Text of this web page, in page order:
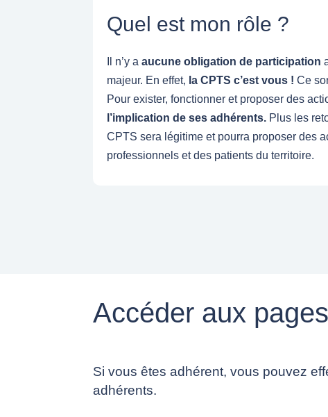
Quel est mon rôle ?
Il n’y aaucune obligation de participation
majeur. En effet, la CPTS c’est vous ! Ce
Pour exister, fonctionner et proposer des
l’implication de ses adhérents. Plus les
CPTS sera légitime et pourra proposer des
professionnels et des patients du territoire.
Accéder aux
Si vous êtes adhérent, vous pouvez
adhérents.